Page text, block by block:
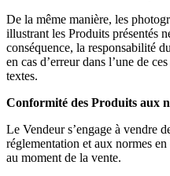
De la même manière, les
illustrant les Produits présentés
conséquence, la responsabilité
en cas d’erreur dans l’une de
textes.
Conformité des Produits aux
Le Vendeur s’engage à vendre
réglementation et aux normes
au moment de la vente.